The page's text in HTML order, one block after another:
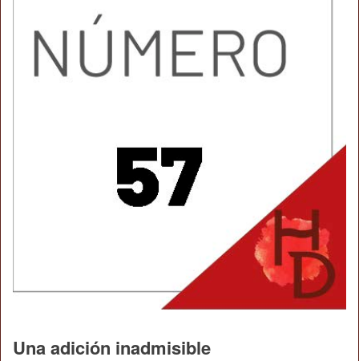
Una adición inadmisible